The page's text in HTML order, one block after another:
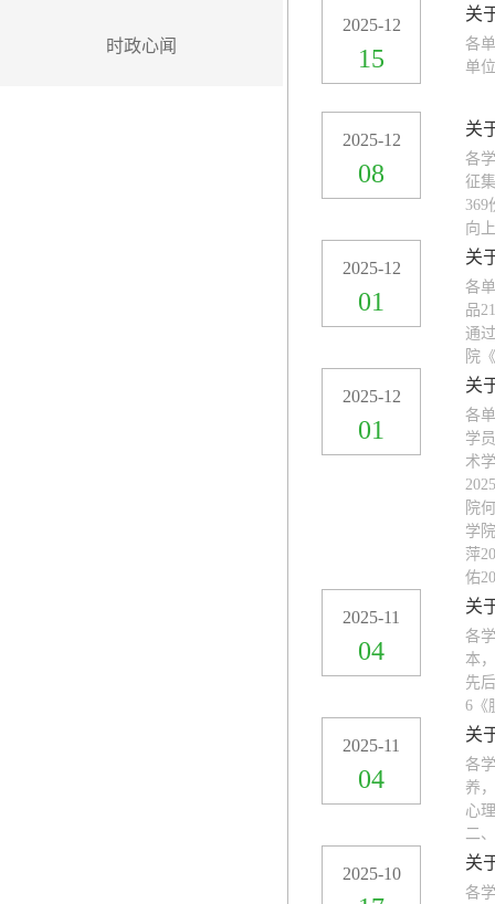
时政心闻
2025-12
15
关
各
单
2025-12
08
关
各
征
369
向
2025-12
01
关
各
品
通
院
2025-12
01
关
各
学
术
院
学
萍
佑
2025-11
04
关
各
本
先
6《
2025-11
04
关
各
养
心
二
2025-10
关
各